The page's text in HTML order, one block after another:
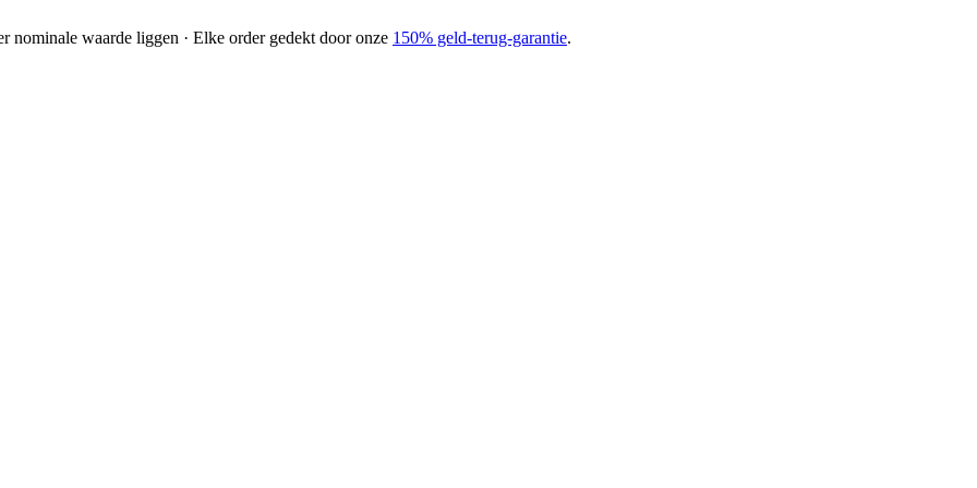
nominale waarde liggen · Elke order gedekt door onze 150% geld-terug-garantie.